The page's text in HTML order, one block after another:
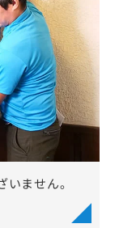
ません。